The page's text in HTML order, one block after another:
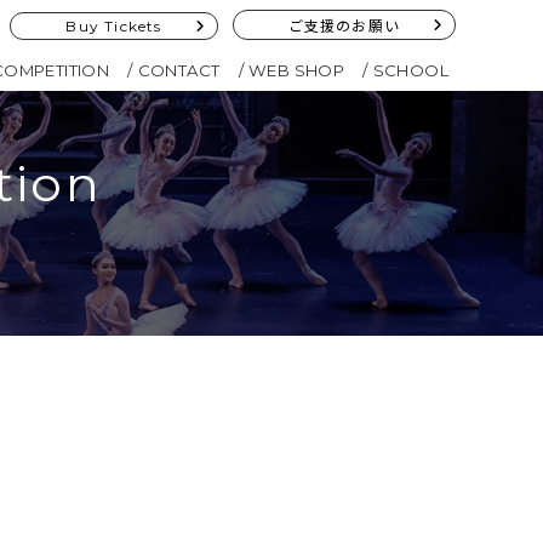
Buy Tickets ご支援のお願い
CONTACT WEB SHOP SCHOOL